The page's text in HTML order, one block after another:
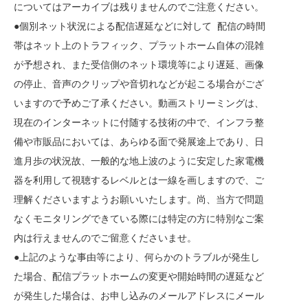
についてはアーカイブは残りませんのでご注意ください。
●個別ネット状況による配信遅延などに対して 配信の時間
帯はネット上のトラフィック、プラットホーム自体の混雑
が予想され、また受信側のネット環境等により遅延、画像
の停止、音声のクリップや音切れなどが起こる場合がござ
いますので予めご了承ください。動画ストリーミングは、
現在のインターネットに付随する技術の中で、インフラ整
備や市販品においては、あらゆる面で発展途上であり、日
進月歩の状況故、一般的な地上波のように安定した家電機
器を利用して視聴するレベルとは一線を画しますので、ご
理解くださいますようお願いいたします。尚、当方で問題
なくモニタリングできている際には特定の方に特別なご案
内は行えませんのでご留意くださいませ。
●上記のような事由等により、何らかのトラブルが発生し
た場合、配信プラットホームの変更や開始時間の遅延など
が発生した場合は、お申し込みのメールアドレスにメール